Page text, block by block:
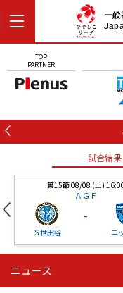
一般
TOP
PARTNER
試合結果
第15節 08/08 (土)
ＡＧＦ
Ｓ世田谷
-
ニ
第16節 09/05 (土) 15:00
ニッパツ
ニュース